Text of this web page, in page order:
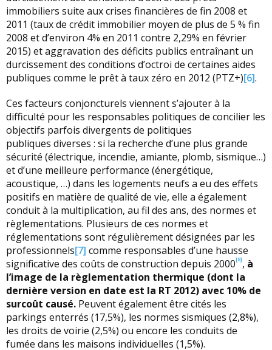
immobiliers suite aux crises financières de fin 2008 et
2011 (taux de crédit immobilier moyen de plus de 5 % fin
2008 et d’environ 4% en 2011 contre 2,29% en février
2015) et aggravation des déficits publics entraînant un
durcissement des conditions d’octroi de certaines aides
publiques comme le prêt à taux zéro en 2012 (PTZ+)[6].
Ces facteurs conjoncturels viennent s’ajouter à la
difficulté pour les responsables politiques de concilier les
objectifs parfois divergents de politiques
publiques diverses : si la recherche d’une plus grande
sécurité (électrique, incendie, amiante, plomb, sismique…)
et d’une meilleure performance (énergétique,
acoustique, …) dans les logements neufs a eu des effets
positifs en matière de qualité de vie, elle a également
conduit à la multiplication, au fil des ans, des normes et
règlementations. Plusieurs de ces normes et
réglementations sont régulièrement désignées par les
professionnels[7] comme responsables d’une hausse
significative des coûts de construction depuis 2000[8], à
l’image de la règlementation thermique (dont la
dernière version en date est la RT 2012) avec 10% de
surcoût causé. Peuvent également être cités les
parkings enterrés (17,5%), les normes sismiques (2,8%),
les droits de voirie (2,5%) ou encore les conduits de
fumée dans les maisons individuelles (1,5%).